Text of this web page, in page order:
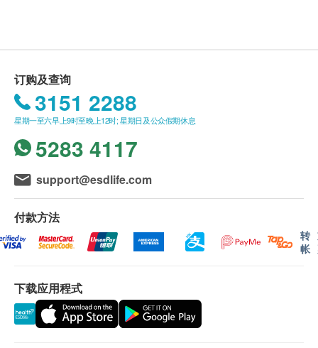
来改善客人的体质，使其自然地怀孕或增加试管婴
儿的成功机率。
疗程功效：
改善客人的体质，使其自然怀孕或增加试管婴儿的
成功机率
协助有生育计划的夫妇以最佳的健康状态备孕
怡健堂中医资讯
针灸会不会造成感染？
针刺前皮肤会用75%酒精棉进行消毒，使用的针具
顾客如更改或取消预约，须在预约治疗时间内前2
小时通知中心姑娘，否则中心有权扣除该次治疗费
用。
缺席或迟到 30 分钟者，该次预约诊疗当已使用
论。
如顾客购买助孕疗程 (针灸及内科调养) 但不适宜进
行针灸治疗，会按比例转为内科调养服务 (1节针灸
相等于3剂药，最多12剂)。
如有任何争议，怡健堂中医 及健康网购ESDlife 保
留最终决定权。
免责声明：
所有健康检查/服务并非作为医务诊断或治疗用
途。当阁下身体健康出现任何疾病征兆时，应立即
订购及查询
3151 2288
星期一至六早上9时至晚上12时; 星期日及公众假期休息
5283 4117
support@esdlife.com
付款方法
转
帐
下载应用程式